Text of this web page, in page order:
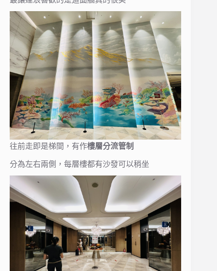
往前走即是梯間，有作樓層分流管制
分為左右兩側，每層樓都有沙發可以稍坐